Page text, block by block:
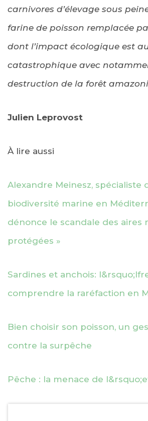
carnivores d’élevage sous
farine de poisson remplacée
dont l’impact écologique est
catastrophique avec
destruction de la forêt
Julien Leprovost
À lire aussi
Alexandre Meinesz, spécialiste
biodiversité marine en
dénonce le scandale des aires
protégées »
Sardines et anchois:
comprendre la raréfaction en
Bien choisir son poisson, un
contre la surpêche
Pêche : la menace de